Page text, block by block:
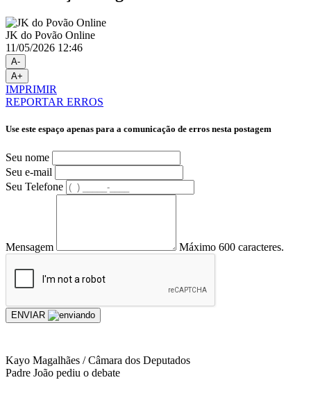
JK do Povão Online
11/05/2026 12:46
A-
A+
IMPRIMIR
REPORTAR ERROS
Use este espaço apenas para a comunicação de erros nesta postagem
Seu nome
Seu e-mail
Seu Telefone
Mensagem Máximo 600 caracteres.
ENVIAR
Kayo Magalhães / Câmara dos Deputados
Padre João pediu o debate